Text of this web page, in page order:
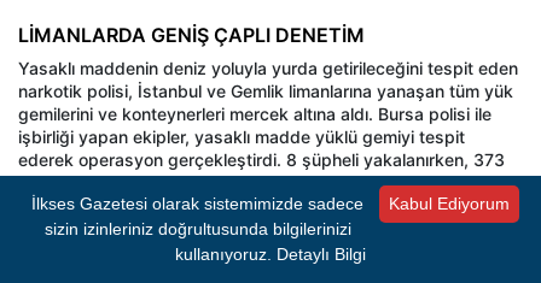
LİMANLARDA GENİŞ ÇAPLI DENETİM
Yasaklı maddenin deniz yoluyla yurda getirileceğini tespit eden
narkotik polisi, İstanbul ve Gemlik limanlarına yanaşan tüm yük
gemilerini ve konteynerleri mercek altına aldı. Bursa polisi ile
işbirliği yapan ekipler, yasaklı madde yüklü gemiyi tespit
ederek operasyon gerçekleştirdi. 8 şüpheli yakalanırken, 373
kilogram kokain ele geçirildi.
- REKLAM -
Kabul Ediyorum
İlkses Gazetesi olarak sistemimizde sadece
sizin izinleriniz doğrultusunda bilgilerinizi
kullanıyoruz. Detaylı Bilgi